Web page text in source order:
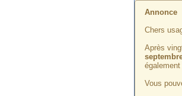
Annonce
Chers
Après
Vous